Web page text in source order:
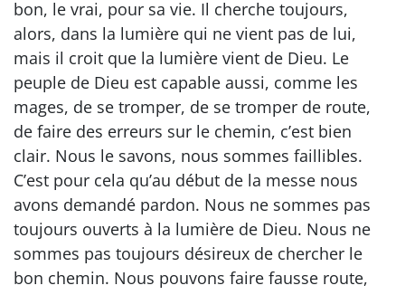
bon, le vrai, pour sa vie. Il cherche toujours,
alors, dans la lumière qui ne vient pas de lui,
mais il croit que la lumière vient de Dieu. Le
peuple de Dieu est capable aussi, comme les
mages, de se tromper, de se tromper de route,
de faire des erreurs sur le chemin, c’est bien
clair. Nous le savons, nous sommes faillibles.
C’est pour cela qu’au début de la messe nous
avons demandé pardon. Nous ne sommes pas
toujours ouverts à la lumière de Dieu. Nous ne
sommes pas toujours désireux de chercher le
bon chemin. Nous pouvons faire fausse route,